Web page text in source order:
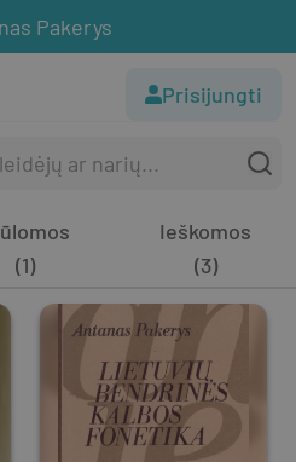
Pakerys
Prisijungti
(1)
Ieškomos
(3)